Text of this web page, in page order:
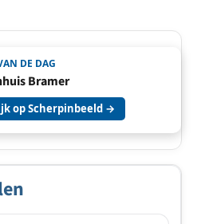
DE DAG
Bramer
op Scherpinbeeld →